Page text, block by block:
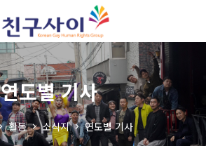
연도별 기사
활동 소식지 연도별 기사